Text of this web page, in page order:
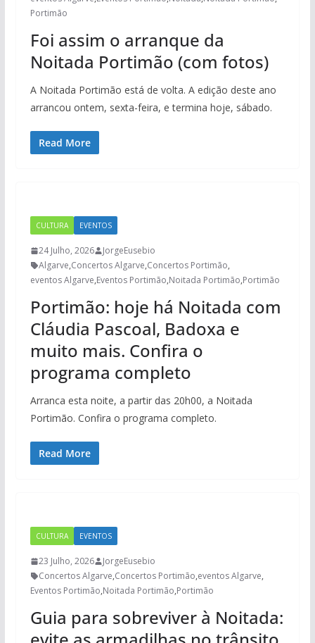
Portimão
Foi assim o arranque da
Noitada Portimão (com fotos)
A Noitada Portimão está de volta. A edição deste ano
arrancou ontem, sexta-feira, e termina hoje, sábado.
Read More
CULTURA EVENTOS
24 Julho, 2026
JorgeEusebio
Algarve,Concertos Algarve,Concertos Portimão,
eventos Algarve,Eventos Portimão,Noitada Portimão,Portimão
Portimão: hoje há Noitada com
Cláudia Pascoal, Badoxa e
muito mais. Confira o
programa completo
Arranca esta noite, a partir das 20h00, a Noitada
Portimão. Confira o programa completo.
Read More
CULTURA EVENTOS
23 Julho, 2026
JorgeEusebio
Concertos Algarve,Concertos Portimão,eventos Algarve,
Eventos Portimão,Noitada Portimão,Portimão
Guia para sobreviver à Noitada: